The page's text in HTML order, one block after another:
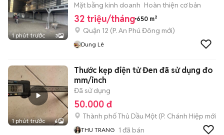
1 phút trước 3
Mặt bằng kinh doanh Hoàn thiện cơ bản
32 triệu/tháng 650 m²
Quận 12 (P. An Phú Đông mới)
Dung Lê
1 phút trước 6
Thước kẹp điện tử Đen đã sử dụng đo
mm/inch
Đã sử dụng
50.000 đ
Thành phố Thủ Dầu Một (P. Chánh Hiệp mới)
THU TRANG 1 đã bán